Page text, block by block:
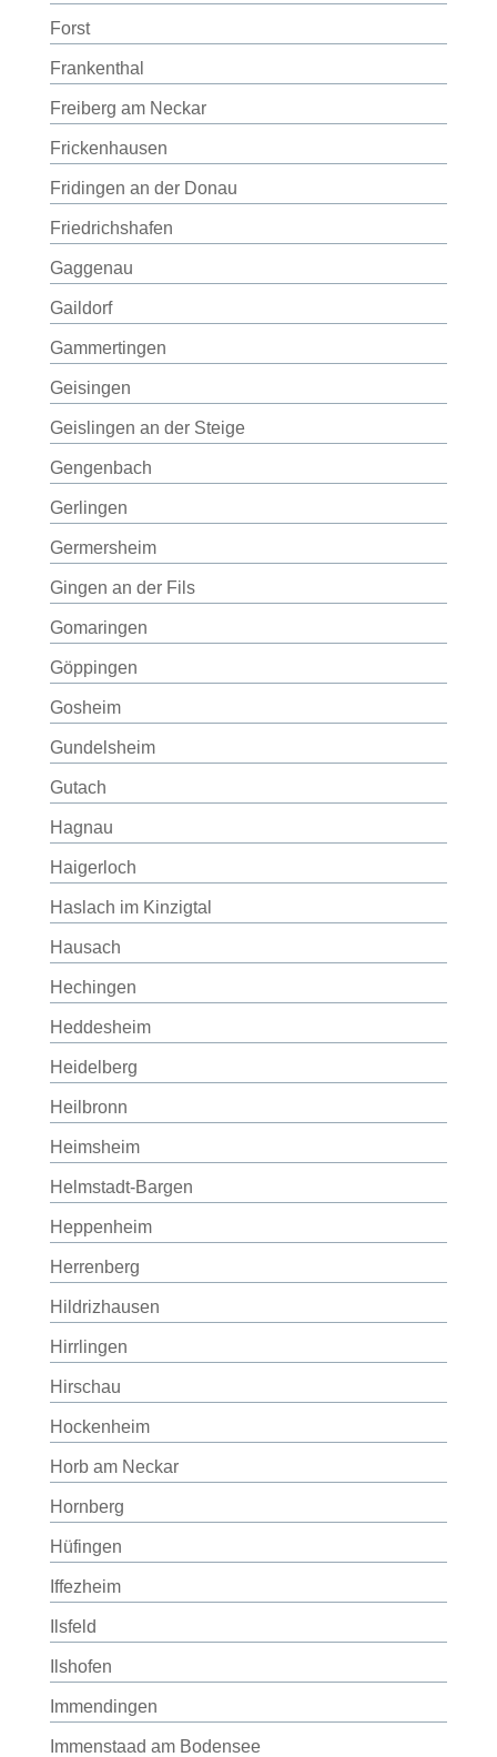
Forst
Frankenthal
Freiberg am Neckar
Frickenhausen
Fridingen an der Donau
Friedrichshafen
Gaggenau
Gaildorf
Gammertingen
Geisingen
Geislingen an der Steige
Gengenbach
Gerlingen
Germersheim
Gingen an der Fils
Gomaringen
Göppingen
Gosheim
Gundelsheim
Gutach
Hagnau
Haigerloch
Haslach im Kinzigtal
Hausach
Hechingen
Heddesheim
Heidelberg
Heilbronn
Heimsheim
Helmstadt-Bargen
Heppenheim
Herrenberg
Hildrizhausen
Hirrlingen
Hirschau
Hockenheim
Horb am Neckar
Hornberg
Hüfingen
Iffezheim
Ilsfeld
Ilshofen
Immendingen
Immenstaad am Bodensee